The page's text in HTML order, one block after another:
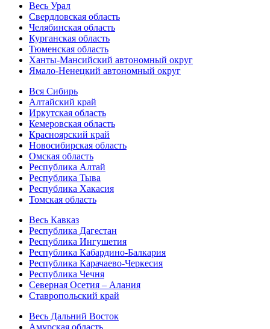
Весь Урал
Свердловская область
Челябинская область
Курганская область
Тюменская область
Ханты-Мансийский автономный округ
Ямало-Ненецкий автономный округ
Вся Сибирь
Алтайский край
Иркутская область
Кемеровская область
Красноярский край
Новосибирская область
Омская область
Республика Алтай
Республика Тыва
Республика Хакасия
Томская область
Весь Кавказ
Республика Дагестан
Республика Ингушетия
Республика Кабардино-Балкария
Республика Карачаево-Черкесия
Республика Чечня
Северная Осетия – Алания
Ставропольский край
Весь Дальний Восток
Амурская область